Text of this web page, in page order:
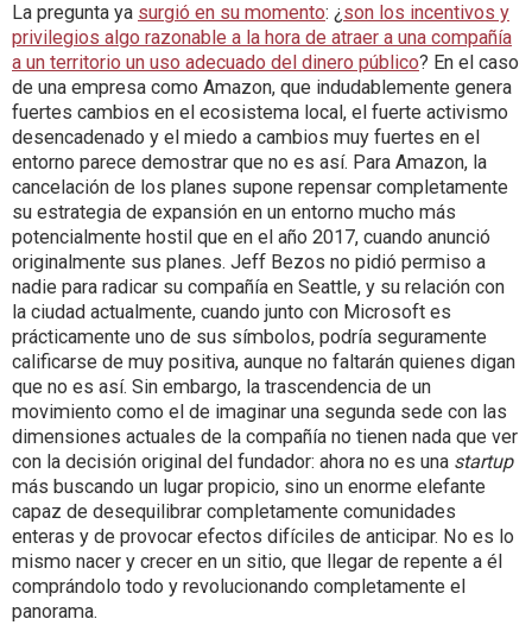
La pregunta ya surgió en su momento: ¿ son los incentivos y
privilegios algo razonable a la hora de atraer a una compañía
a un territorio un uso adecuado del dinero público? En el caso
de una empresa como Amazon, que indudablemente genera
fuertes cambios en el ecosistema local, el fuerte activismo
desencadenado y el miedo a cambios muy fuertes en el
entorno parece demostrar que no es así. Para Amazon, la
cancelación de los planes supone repensar completamente
su estrategia de expansión en un entorno mucho más
potencialmente hostil que en el año 2017, cuando anunció
originalmente sus planes. Jeff Bezos no pidió permiso a
nadie para radicar su compañía en Seattle, y su relación con
la ciudad actualmente, cuando junto con Microsoft es
prácticamente uno de sus símbolos, podría seguramente
calificarse de muy positiva, aunque no faltarán quienes digan
que no es así. Sin embargo, la trascendencia de un
movimiento como el de imaginar una segunda sede con las
dimensiones actuales de la compañía no tienen nada que ver
con la decisión original del fundador: ahora no es una startup
más buscando un lugar propicio, sino un enorme elefante
capaz de desequilibrar completamente comunidades
enteras y de provocar efectos difíciles de anticipar. No es lo
mismo nacer y crecer en un sitio, que llegar de repente a él
comprándolo todo y revolucionando completamente el
panorama.